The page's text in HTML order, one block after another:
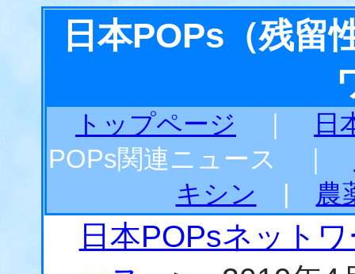
日本POPs（残留
トップページ
日
POPs関連ニュース ｜
キシン
農
日本POPsネット